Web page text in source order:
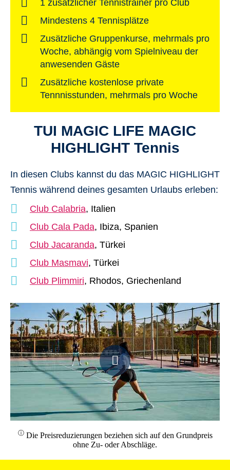
1 zusätzlicher Tennistrainer pro Club
Mindestens 4 Tennisplätze
Zusätzliche Gruppenkurse, mehrmals pro
Woche, abhängig vom Spielniveau der
anwesenden Gäste
Zusätzliche kostenlose private
Tennnisstunden, mehrmals pro Woche
TUI MAGIC LIFE MAGIC
HIGHLIGHT Tennis
In diesen Clubs kannst du das MAGIC HIGHLIGHT
Tennis während deines gesamten Urlaubs erleben:
Club Calabria, Italien
Club Cala Pada, Ibiza, Spanien
Club Jacaranda, Türkei
Club Masmavi, Türkei
Club Plimmiri, Rhodos, Griechenland
ⓘDie Preisreduzierungen beziehen sich auf den Grundpreis
ohne Zu- oder Abschläge.